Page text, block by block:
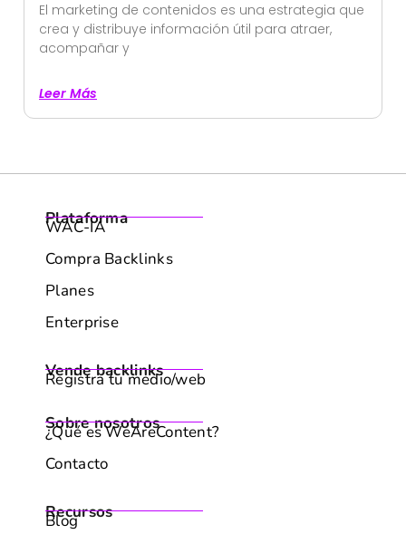
El marketing de contenidos es una estrategia que
crea y distribuye información útil para atraer,
acompañar y
Leer Más
Plataforma
WAC-IA
Compra Backlinks
Planes
Enterprise
Vende backlinks
Registra tu medio/web
Sobre nosotros
¿Qué es WeAreContent?
Contacto
Recursos
Blog